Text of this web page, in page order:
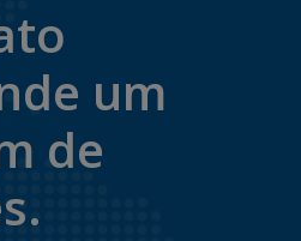
um
de